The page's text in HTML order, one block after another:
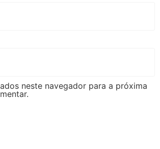
neste navegador para a próxima